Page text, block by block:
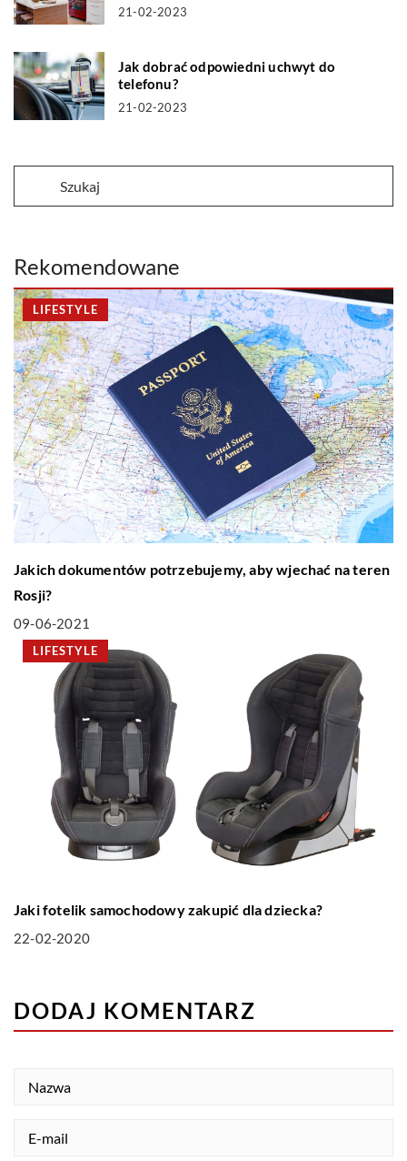
21-02-2023
Jak dobrać odpowiedni uchwyt do
telefonu?
21-02-2023
Rekomendowane
LIFESTYLE
Jakich dokumentów potrzebujemy, aby wjechać na teren
Rosji?
09-06-2021
LIFESTYLE
Jaki fotelik samochodowy zakupić dla dziecka?
22-02-2020
DODAJ KOMENTARZ